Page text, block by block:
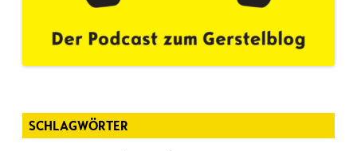
SCHLAGWÖRTER